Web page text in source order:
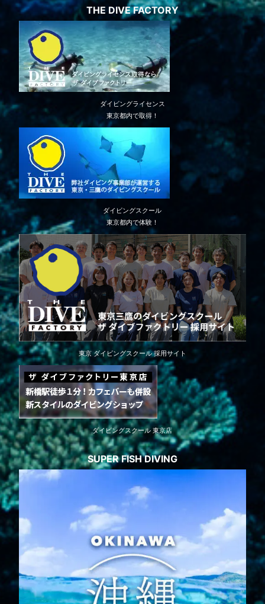
THE DIVE FACTORY
ダイビングライセンス
東京都内で取得！
ダイビングスクール
東京都内で体験！
東京 ダイビングスクール 採用サイト
ダイビングスクール 東京店
SUPER FISH DIVING